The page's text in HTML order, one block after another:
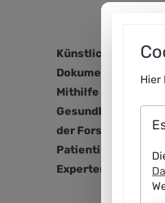
Künstliche
Dokumentation –
Mithilfe von KI
der Forschung in
Patientinnen und
Experten der
Hier